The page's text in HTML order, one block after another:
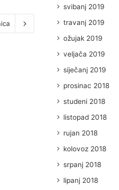
svibanj 2019
travanj 2019
ožujak 2019
veljača 2019
siječanj 2019
prosinac 2018
studeni 2018
listopad 2018
rujan 2018
kolovoz 2018
srpanj 2018
lipanj 2018